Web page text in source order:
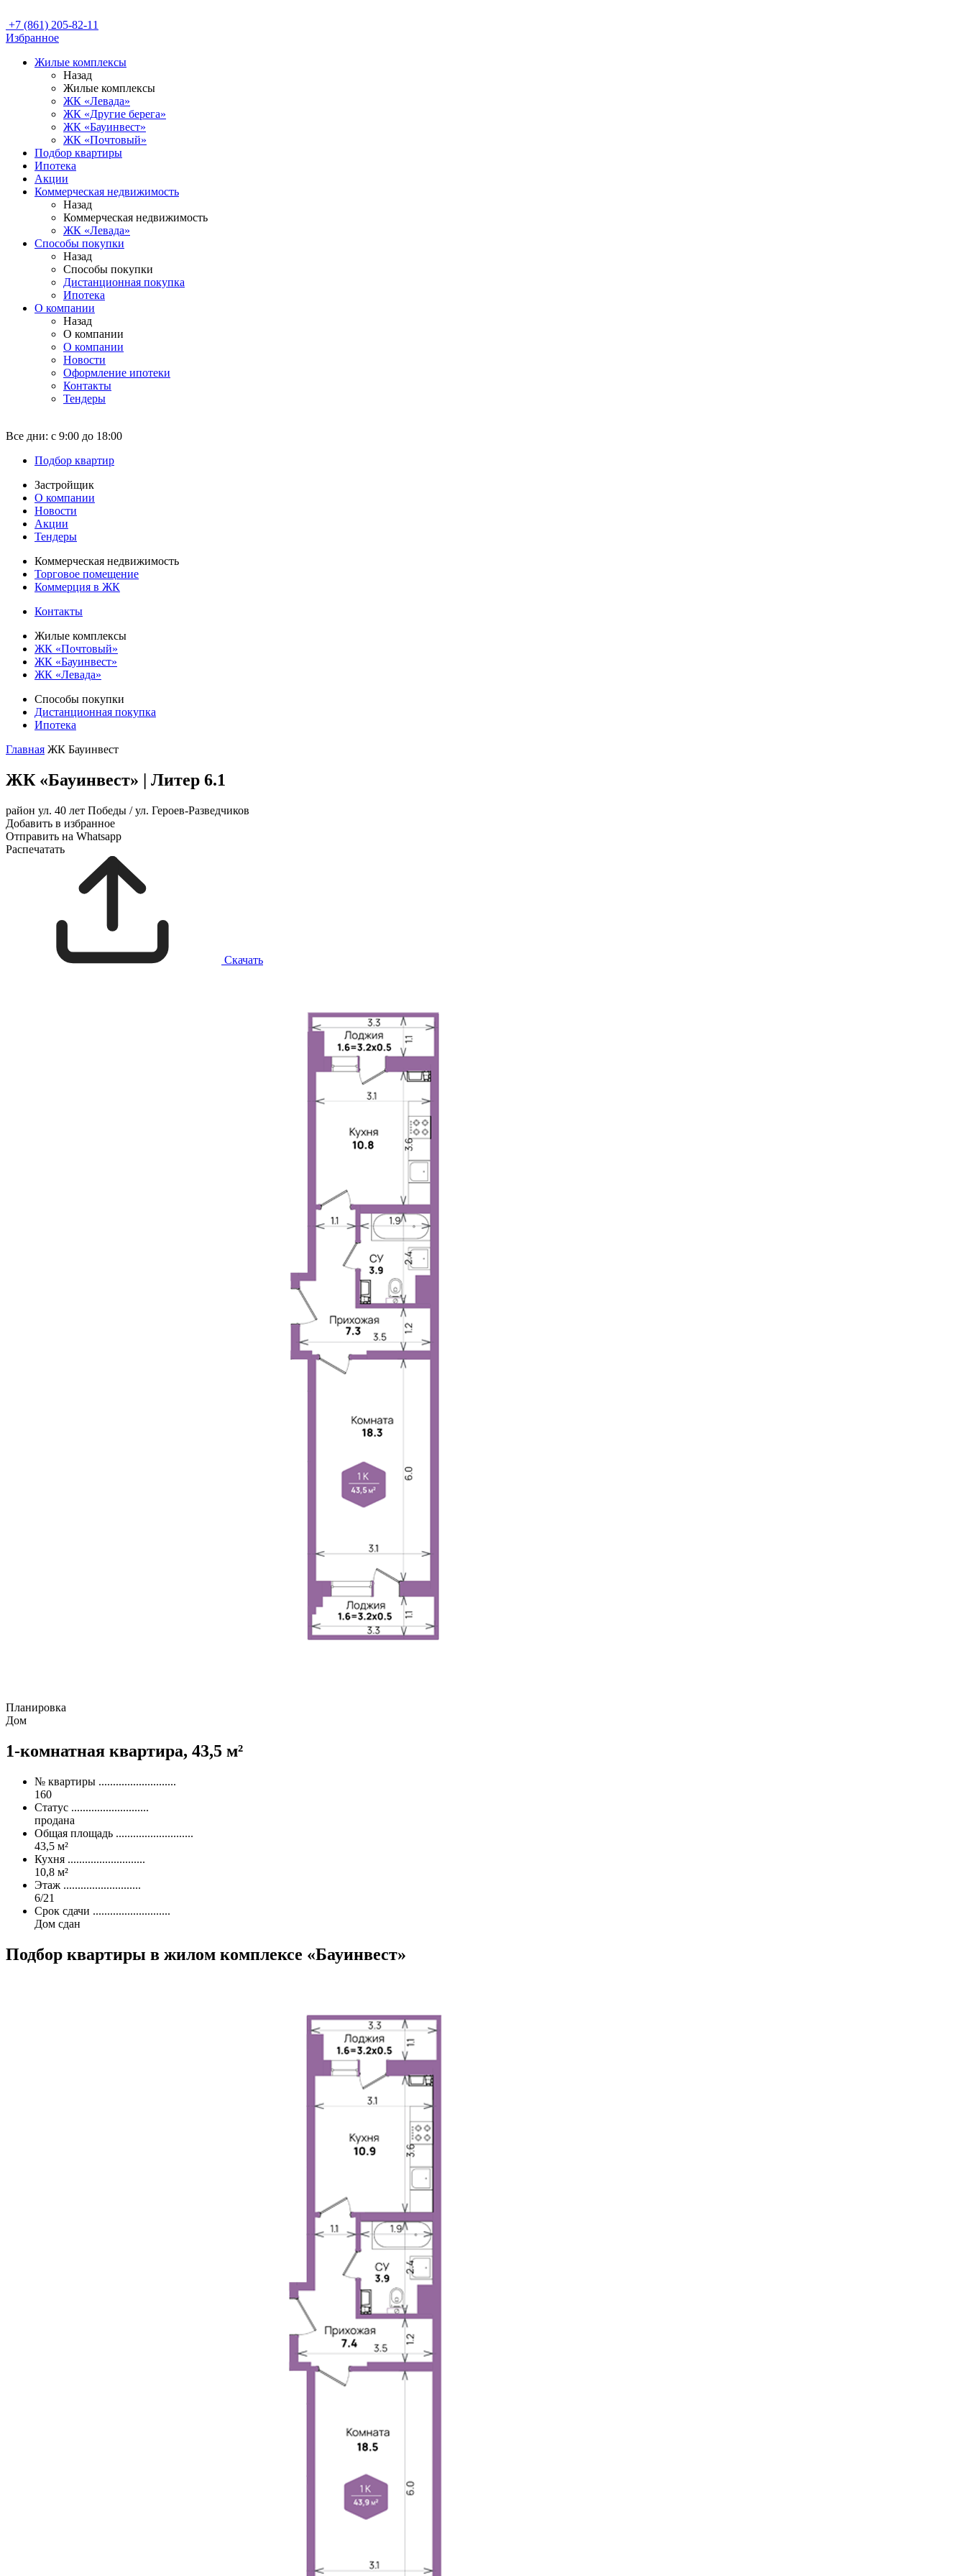
+7 (861) 205-82-11
Избранное
Жилые комплексы
Назад
Жилые комплексы
ЖК «Левада»
ЖК «Другие берега»
ЖК «Бауинвест»
ЖК «Почтовый»
Подбор квартиры
Ипотека
Акции
Коммерческая недвижимость
Назад
Коммерческая недвижимость
ЖК «Левада»
Способы покупки
Назад
Способы покупки
Дистанционная покупка
Ипотека
О компании
Назад
О компании
О компании
Новости
Оформление ипотеки
Контакты
Тендеры
Все дни: с 9:00 до 18:00
Подбор квартир
Застройщик
О компании
Новости
Акции
Тендеры
Коммерческая недвижимость
Торговое помещение
Коммерция в ЖК
Контакты
Жилые комплексы
ЖК «Почтовый»
ЖК «Бауинвест»
ЖК «Левада»
Способы покупки
Дистанционная покупка
Ипотека
Главная ЖК Бауинвест
ЖК «Бауинвест» | Литер 6.1
район ул. 40 лет Победы / ул. Героев-Разведчиков
Добавить в избранное
Отправить на Whatsapp
Распечатать
Скачать
Планировка
Дом
1-комнатная квартира, 43,5 м²
№ квартиры ...........................
160
Статус ...........................
продана
Общая площадь ...........................
43,5 м²
Кухня ...........................
10,8 м²
Этаж ...........................
6/21
Срок сдачи ...........................
Дом сдан
Подбор квартиры в жилом комплексе «Бауинвест»